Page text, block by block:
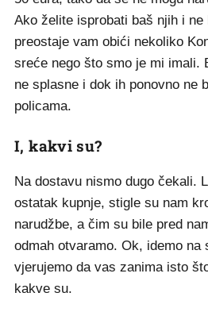
Ako želite isprobati baš njih i ne
preostaje vam obići nekoliko
sreće nego što smo je mi imali.
ne splasne i dok ih ponovno ne
policama.
I, kakvi su?
Na dostavu nismo dugo čekali.
ostatak kupnje, stigle su nam
narudžbe, a čim su bile pred
odmah otvaramo. Ok, idemo na
vjerujemo da vas zanima isto
kakve su.